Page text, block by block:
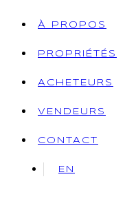
À PROPOS
PROPRIÉTÉS
ACHETEURS
VENDEURS
CONTACT
EN